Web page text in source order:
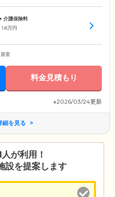
介護保険料
1.8万円
室
料金見積もり
※2026/03/24更新
細を見る
が利用！
設を提案します